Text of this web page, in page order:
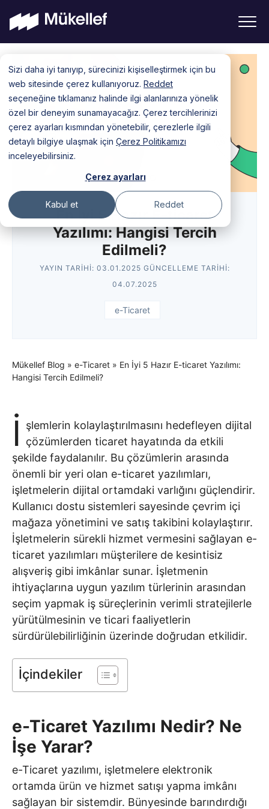
Sizi daha iyi tanıyıp, sürecinizi kişiselleştirmek için bu
web sitesinde çerez kullanıyoruz. Reddet
seçeneğine tıklamanız halinde ilgi alanlarınıza yönelik
özel bir deneyim sunamayacağız. Çerez tercihlerinizi
çerez ayarları kısmından yönetebilir, çerezlerle ilgili
detaylı bilgiye ulaşmak için Çerez Politikamızı
inceleyebilirsiniz.
Çerez ayarları
Kabul et Reddet
content
En İyi 5 Hazır E-ticaret
Yazılımı: Hangisi Tercih
Edilmeli?
YAYIN TARIHI: 03.01.2025 GÜNCELLEME TARIHI:
04.07.2025
e-Ticaret
Mükellef Blog » e-Ticaret » En İyi 5 Hazır E-ticaret Yazılımı:
Hangisi Tercih Edilmeli?
İ
şlemlerin kolaylaştırılmasını hedefleyen dijital
çözümlerden ticaret hayatında da etkili
şekilde faydalanılır. Bu çözümlerin arasında
önemli bir yeri olan e-ticaret yazılımları,
işletmelerin dijital ortamdaki varlığını güçlendirir.
Kullanıcı dostu sistemleri sayesinde çevrim içi
mağaza yönetimini ve satış takibini kolaylaştırır.
İşletmelerin sürekli hizmet vermesini sağlayan e-
ticaret yazılımları müşterilere de kesintisiz
alışveriş gibi imkânlar sunar. İşletmenin
ihtiyaçlarına uygun yazılım türlerinin arasından
seçim yapmak iş süreçlerinin verimli stratejilerle
yürütülmesinin ve ticari faaliyetlerin
sürdürülebilirliğinin üzerinde doğrudan etkilidir.
İçindekiler
e-Ticaret Yazılımı Nedir? Ne
İşe Yarar?
e-Ticaret yazılımı, işletmelere elektronik
ortamda ürün ve hizmet satışı yapma imkânı
sağlayan bir sistemdir. Bünyesinde barındırdığı